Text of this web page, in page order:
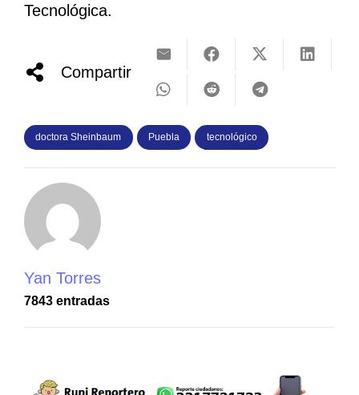
Tecnológica.
Compartir
doctora Sheinbaum Puebla tecnológico
Yan Torres
7843 entradas